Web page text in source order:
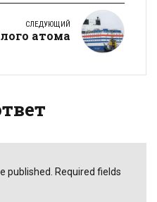
СЛЕДУЮЩИЙ
атома
published. Required fields